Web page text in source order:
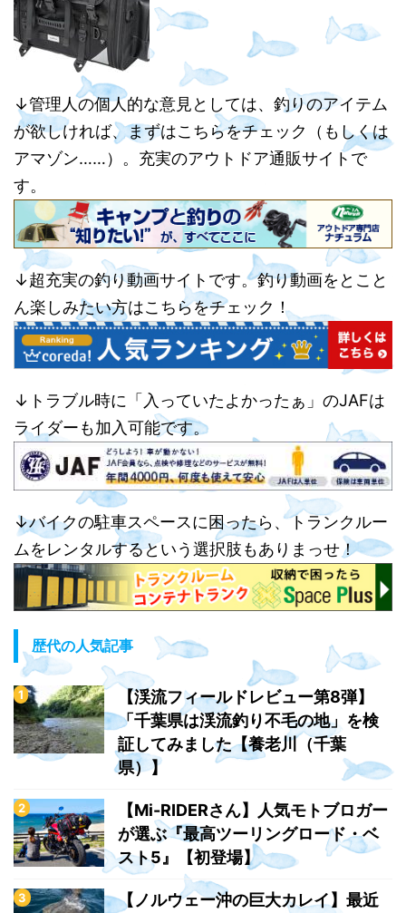
↓管理人の個人的な意見としては、釣りのアイテム
が欲しければ、まずはこちらをチェック（もしくは
アマゾン……）。充実のアウトドア通販サイトで
す。
↓超充実の釣り動画サイトです。釣り動画をとこと
ん楽しみたい方はこちらをチェック！
↓トラブル時に「入っていたよかったぁ」のJAFは
ライダーも加入可能です。
↓バイクの駐車スペースに困ったら、トランクルー
ムをレンタルするという選択肢もありまっせ！
歴代の人気記事
【渓流フィールドレビュー第8弾】
「千葉県は渓流釣り不毛の地」を検
証してみました【養老川（千葉
県）】
【Mi-RIDERさん】人気モトブロガー
が選ぶ『最高ツーリングロード・ベ
スト5』【初登場】
【ノルウェー沖の巨大カレイ】最近